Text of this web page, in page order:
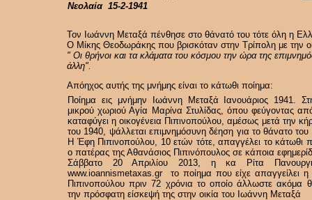
Νεολαία 15-2-1941
Τον Ιωάννη Μεταξά πένθησε στο θάνατό του τότε όλη η
Ο Μίκης Θεοδωράκης που βρισκόταν στην Τρίπολη με την
" Oι θρήνοι και τα κλάματα του κόσμου την ώρα της
άλλη".
Απόηχος αυτής της μνήμης είναι το κάτωθι ποίημα:
Ποίημα εις μνήμην Ιωάννη Μεταξά Ιανουάριος 1941.
μικρού χωριού Αγία Μαρίνα Στυλίδας, όπου φεύγοντας
καταφύγει η οικογένεια Πιπινοπούλου, αμέσως μετά την
του 1940, ψάλλεται επιμνημόσυνη δέηση για το θάνατο
Η Έφη Πιπινοπούλου, 10 ετών τότε, απαγγέλει το κάτωθι
ο πατέρας της Αθανάσιος Πιπινόπουλος σε κάποια
Σάββατο 20 Απριλίου 2013, η κα Ρίτα
www.ioannismetaxas.gr το ποίημα που είχε απαγγείλει
Πιπινοπούλου πριν 72 χρόνια το οποίο άλλωστε ακόμα
την πρόσφατη είσκεψή της στην οικία του Ιωάννη Μεταξά